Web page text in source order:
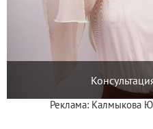
Реклама: Калмыкова